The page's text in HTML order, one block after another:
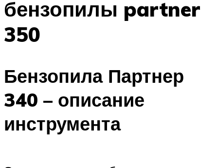
бензопилы partner
350
Бензопила Партнер
340 – описание
инструмента